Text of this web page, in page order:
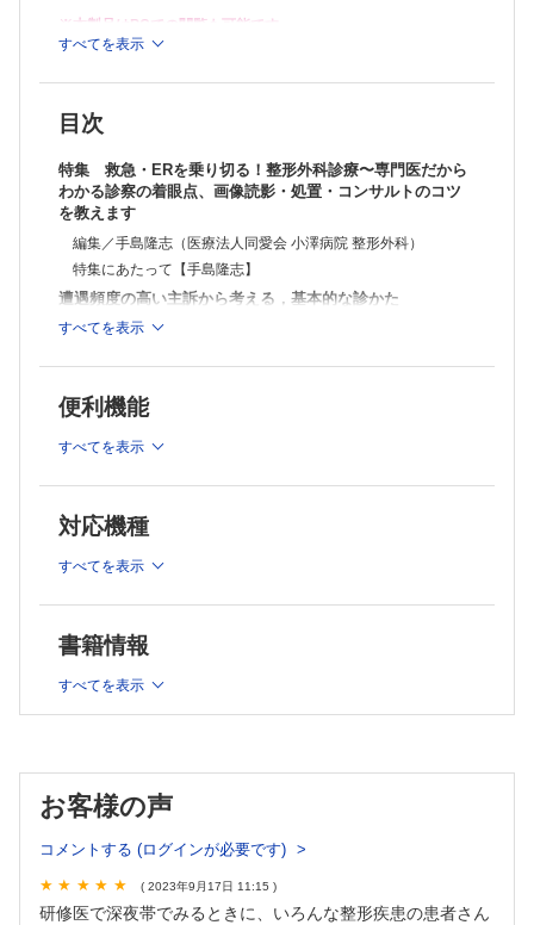
※本製品はPCでの閲覧も可能です。
製品のご購入後、「購入済ライセンス一覧」より、オンライン環
認ください。
最新版
すべてを表示
目次
特集 救急・ERを乗り切る！整形外科診療〜専門医だから
わかる診察の着眼点、画像読影・処置・コンサルトのコツ
を教えます
編集／手島隆志（医療法人同愛会 小澤病院 整形外科）
特集にあたって【手島隆志】
遭遇頻度の高い主訴から考える，基本的な診かた
手をついた【西頭知宏】
交通事故に遭って首が痛い【岩井俊介】
関節穿刺・注射【坂本龍之介】
番外編
家で暮らせない，入院させてと言われたら 〜社会的入院のも
連載
実践！ 画像診断Q&A―このサインを見落とすな
入院中に上腹部痛を訴えた70歳代男性【井上明星】
なるほどわかった！ 日常診療のズバリ基本講座
悠，松原知康】
臨床検査専門医がコッソリ教える…検査のTips！
第70回 混合診療の落とし穴に気をつけよう！【木村 聡】
すべてを表示
便利機能
すべてを表示
対応機種
すべてを表示
書籍情報
すべてを表示
お客様の声
コメントする (ログインが必要です)
( 2023年9月17日 11:15 )
研修医で深夜帯でみるときに、いろんな整形疾患の患者さん